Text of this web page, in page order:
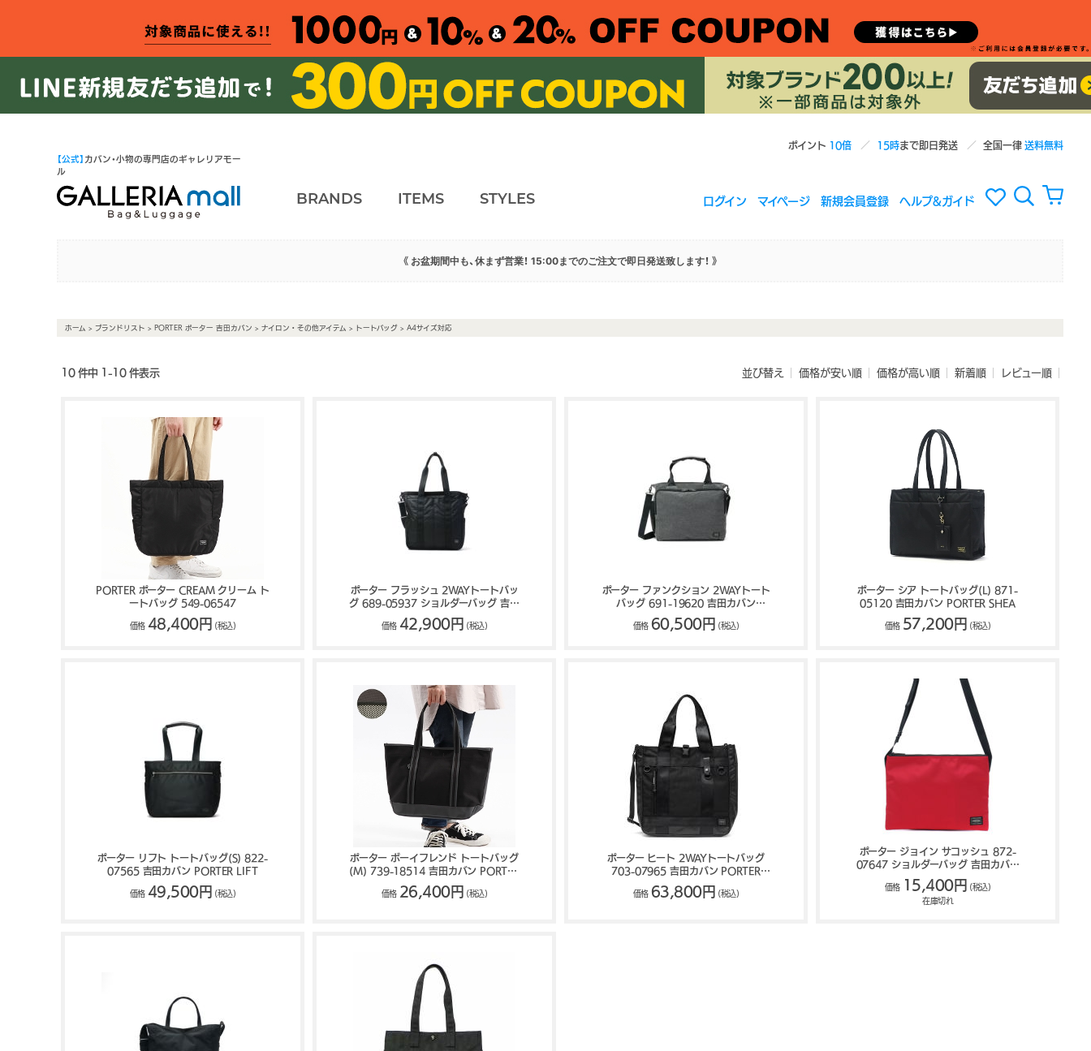
ポイント 10倍 15時まで即日発送 全国一律送料無料
【公式】 カバン・小物の専門店のギャレリアモー
ル
BRANDS ITEMS STYLES ログイン マイページ 新規会員登録 ヘルプ&ガイド
《 お盆期間中も、休まず営業！ 15:00までのご注文で即日発送致します！ 》
ホーム > ブランドリスト > PORTER ポーター 吉田カバン > ナイロン・その他アイテム > トートバッグ > A4サイズ対応
並び替え 価格が安い順 価格が高い順 新着順 レビュー順
10 件中 1-10 件表示
PORTER ポーター CREAM クリーム ト
ートバッグ 549-06547
価格 48,400円 (税込)
ポーター フラッシュ 2WAYトートバッ
グ 689-05937 ショルダーバッグ 吉田
カバン PORTER FLASH
価格 42,900円 (税込)
ポーター ファンクション 2WAYトート
バッグ 691-19620 吉田カバン
PORTER FUNCTION
価格 60,500円 (税込)
ポーター シア トートバッグ(L) 871-
05120 吉田カバン PORTER SHEA
価格 57,200円 (税込)
ポーター リフト トートバッグ(S) 822-
07565 吉田カバン PORTER LIFT
価格 49,500円 (税込)
ポーター ボーイフレンド トートバッグ
(M) 739-18514 吉田カバン PORTER
BOYFRIEND TOTE
価格 26,400円 (税込)
ポーター ヒート 2WAYトートバッグ
703-07965 吉田カバン PORTER
HEAT
価格 63,800円 (税込)
ポーター ジョイン サコッシュ 872-
07647 ショルダーバッグ 吉田カバン
PORTER JOIN
価格 15,400円 (税込)
在庫切れ